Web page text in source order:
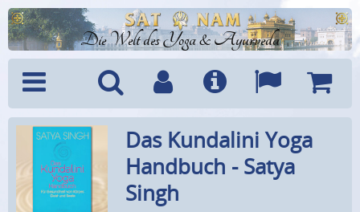
Die Welt des Yoga & Ayurveda
Menü SucheBenutzerkonto
Info Sprachen
Das Kundalini Yoga
Handbuch - Satya
Singh